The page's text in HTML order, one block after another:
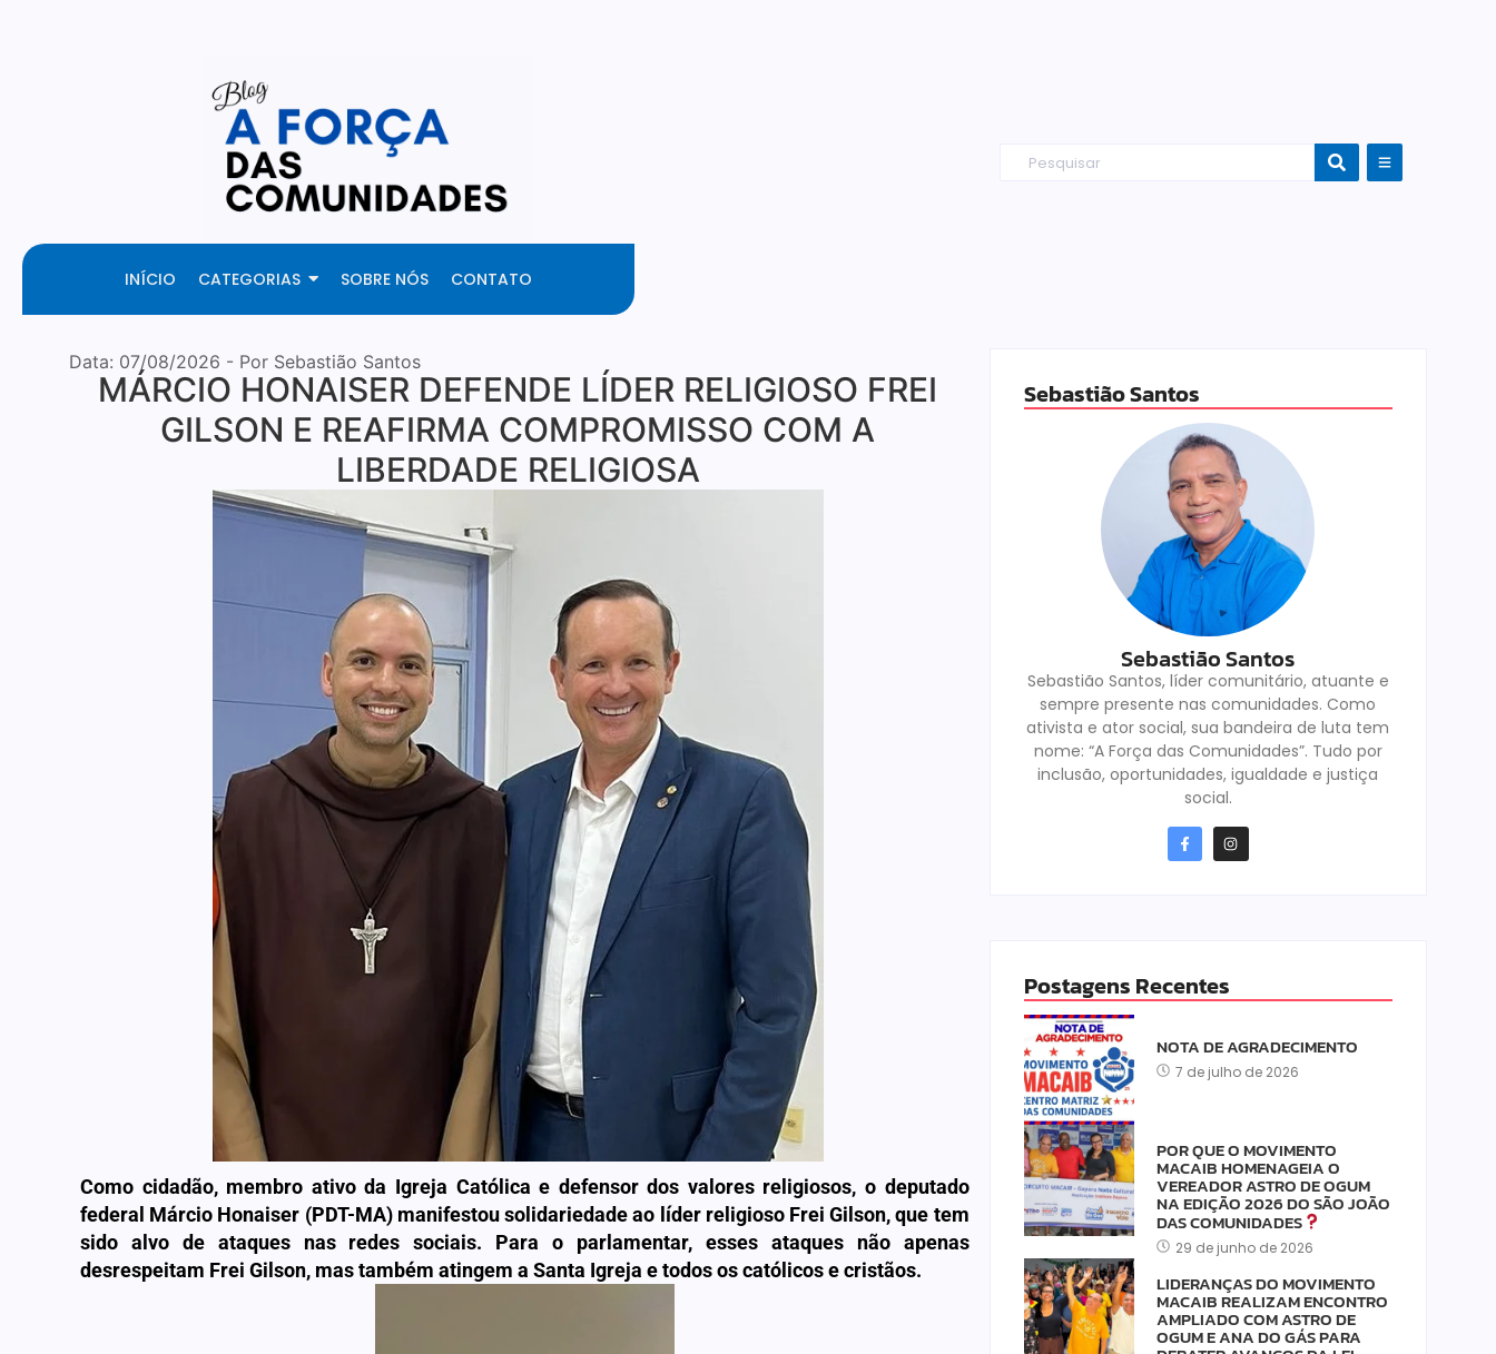
Your Daily Source of Fresh Articles
INÍCIO CATEGORIAS SOBRE NÓS CONTATO
Data: 07/08/2026 - Por Sebastião Santos
MÁRCIO HONAISER DEFENDE LÍDER RELIGIOSO FREI
GILSON E REAFIRMA COMPROMISSO COM A
LIBERDADE RELIGIOSA
Como cidadão, membro ativo da Igreja Católica e defensor dos valores religiosos, o deputado
federal Márcio Honaiser (PDT-MA) manifestou solidariedade ao líder religioso Frei Gilson, que tem
sido alvo de ataques nas redes sociais. Para o parlamentar, esses ataques não apenas
desrespeitam Frei Gilson, mas também atingem a Santa Igreja e todos os católicos e cristãos.
Sebastião Santos
Sebastião Santos
Sebastião Santos, líder comunitário, atuante e
sempre presente nas comunidades. Como
ativista e ator social, sua bandeira de luta tem
nome: “A Força das Comunidades”. Tudo por
inclusão, oportunidades, igualdade e justiça
social.
Postagens Recentes
NOTA DE AGRADECIMENTO
7 de julho de 2026
POR QUE O MOVIMENTO
MACAIB HOMENAGEIA O
VEREADOR ASTRO DE OGUM
NA EDIÇÃO 2026 DO SÃO JOÃO
DAS COMUNIDADES
29 de junho de 2026
LIDERANÇAS DO MOVIMENTO
MACAIB REALIZAM ENCONTRO
AMPLIADO COM ASTRO DE
OGUM E ANA DO GÁS PARA